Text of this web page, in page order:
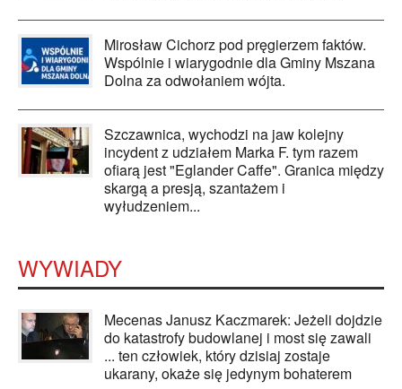
Mirosław Cichorz pod pręgierzem faktów.
Wspólnie i wiarygodnie dla Gminy Mszana
Dolna za odwołaniem wójta.
Szczawnica, wychodzi na jaw kolejny
incydent z udziałem Marka F. tym razem
ofiarą jest "Eglander Caffe". Granica między
skargą a presją, szantażem i
wyłudzeniem...
WYWIADY
Mecenas Janusz Kaczmarek: Jeżeli dojdzie
do katastrofy budowlanej i most się zawali
... ten człowiek, który dzisiaj zostaje
ukarany, okaże się jedynym bohaterem